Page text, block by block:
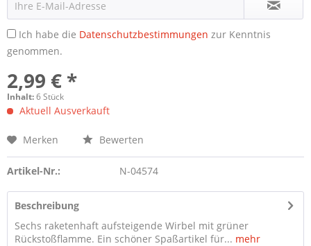
Ich habe die Datenschutzbestimmungen zur Kenntnis
genommen.
2,99 € *
Inhalt:6 Stück
Aktuell Ausverkauft
Merken Bewerten
Artikel-Nr.: N-04574
Beschreibung
Sechs raketenhaft aufsteigende Wirbel mit grüner
Rückstoßflamme. Ein schöner Spaßartikel für... mehr